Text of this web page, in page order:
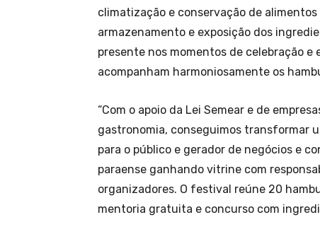
climatização e conservação de
armazenamento e exposição dos
presente nos momentos de celebração
acompanham harmoniosamente os
“Com o apoio da Lei Semear e de
gastronomia, conseguimos transformar
para o público e gerador de negócios e
paraense ganhando vitrine com
organizadores. O festival reúne 20
mentoria gratuita e concurso com